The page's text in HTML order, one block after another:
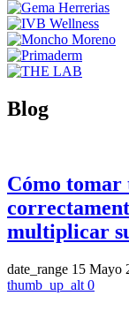
Blog
Cómo tomar
multiplicar
date_range 15 Mayo
thumb_up_alt 0